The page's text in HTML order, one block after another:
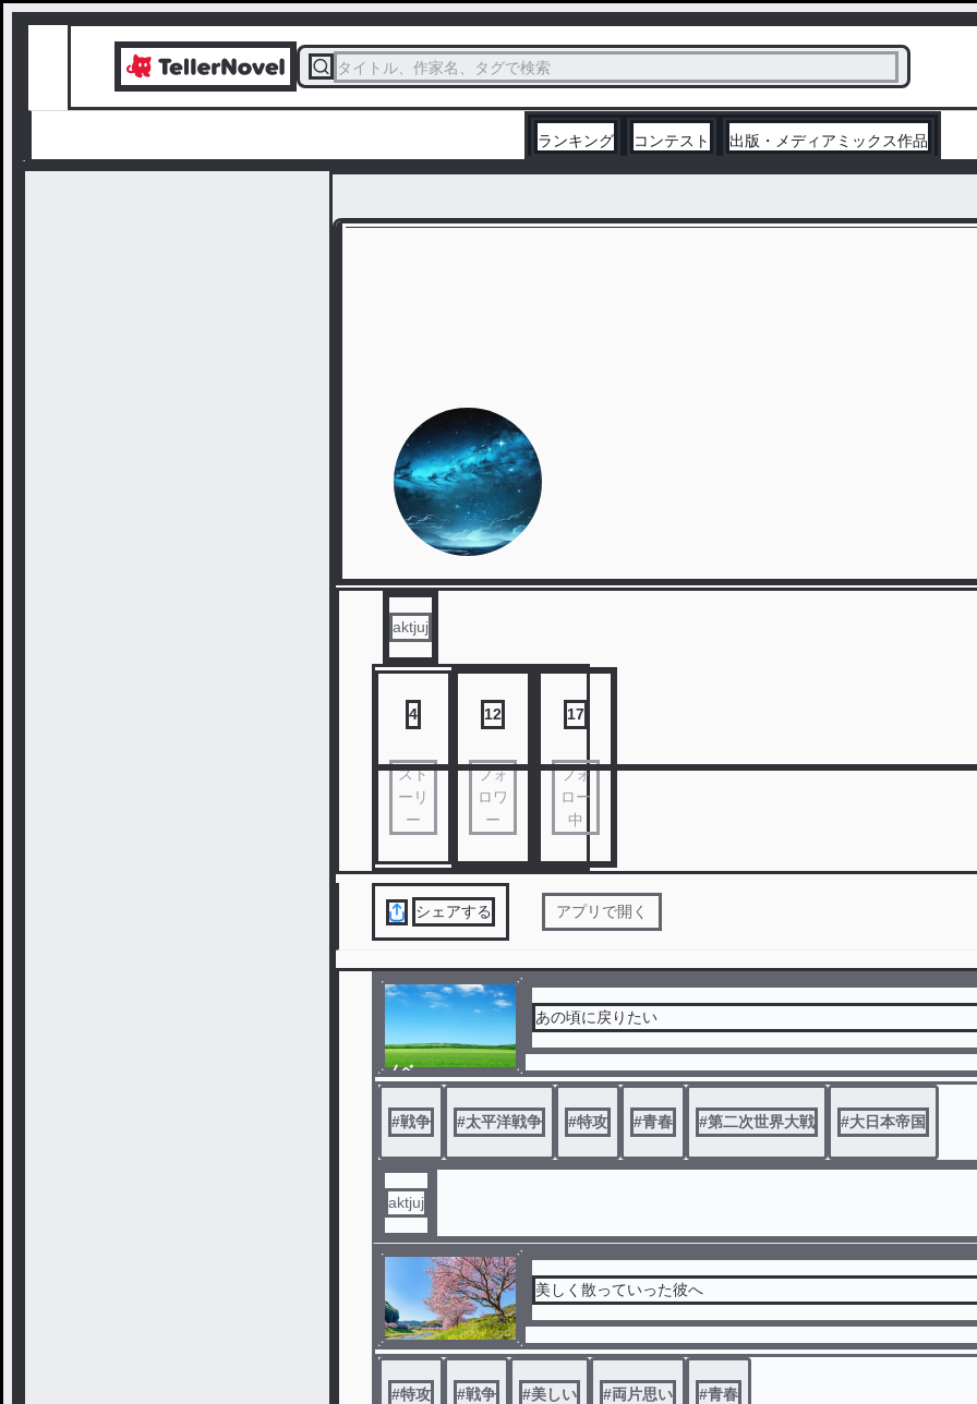
タイトル、作家名、タグで検索
ランキング コンテスト 出版・メディアミックス作品
aktjuj
4
スト
ーリ
ー
12
フォ
ロワ
ー
17
フォ
ロー
中
シェアする アプリで開く
ノベ
ル
あの頃に戻りたい
#戦争 #太平洋戦争 #特攻 #青春 #第二次世界大戦 #大日本帝国
aktjuj
美しく散っていった彼へ
#特攻 #戦争 #美しい #両片思い #青春